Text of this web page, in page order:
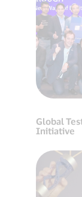
Global
Initiative